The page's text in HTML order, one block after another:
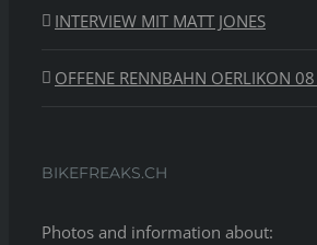
INTERVIEW MIT MATT JONES
OFFENE RENNBAHN OERLIKON
BIKEFREAKS.CH
Photos and information about: